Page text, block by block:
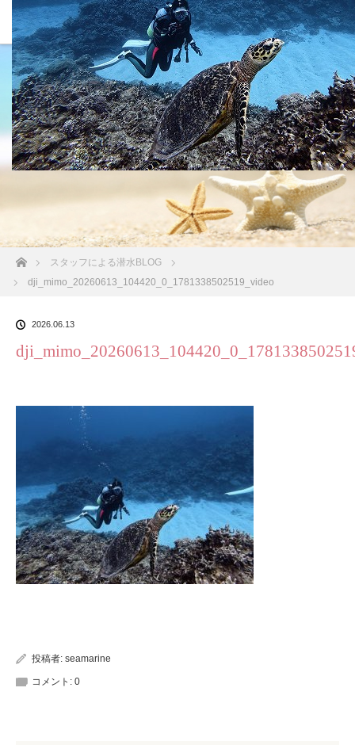
沖縄の海 BLOG
ホームスタッフによる潜水BLOG
dji_mimo_20260613_104420_0_1781338502519_video
2026.06.13
投稿者: seamarine
コメント: 0